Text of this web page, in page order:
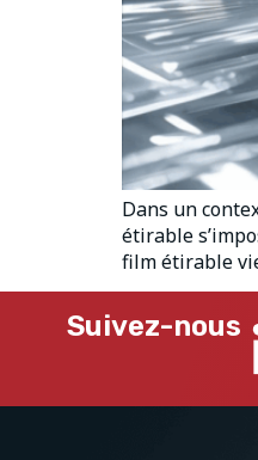
Dans un
étirable
film étirable
Suivez-nous